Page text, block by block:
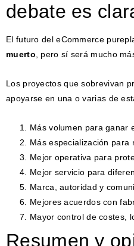
debate es
El futuro del eCommerce
muerto , pero sí será mucho
Los proyectos que sobrevivan
apoyarse en una o varias de
Más volumen para ganar
Más especialización para
Mejor operativa para
Mejor servicio para
Marca, autoridad y
Mejores acuerdos con
Mayor control de costes,
Resumen y